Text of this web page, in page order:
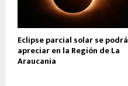
Eclipse parcial solar se podrá
apreciar en la Región de La
Araucania